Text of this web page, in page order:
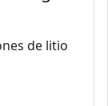
de litio